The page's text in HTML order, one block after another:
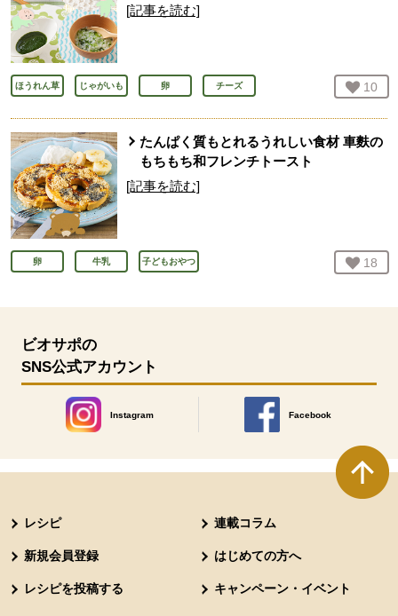
[記事を読む]
ほうれん草 じゃがいも 卵 チーズ お気
10
たんぱく質もとれるうれしい食材 車麩の
もちもち和フレンチトースト
[記事を読む]
卵 牛乳 子どもおやつ お気
18
ビオサポの
SNS公式アカウント
Instagram
別のウィンドウで開きます。
Facebook
別のウィンドウで開きます
レシピ 連載コラム
新規会員登録 はじめての方へ
レシピを投稿する キャンペーン・イベント